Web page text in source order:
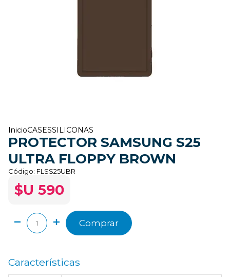
InicioCASESSILICONAS
PROTECTOR SAMSUNG S25
ULTRA FLOPPY BROWN
Código: FLSS25UBR
$U 590
Comprar
Características